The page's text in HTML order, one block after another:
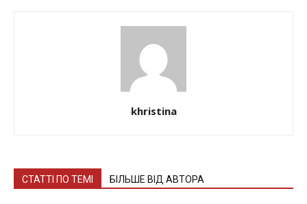
khristina
СТАТТІ ПО ТЕМІ БІЛЬШЕ ВІД АВТОРА